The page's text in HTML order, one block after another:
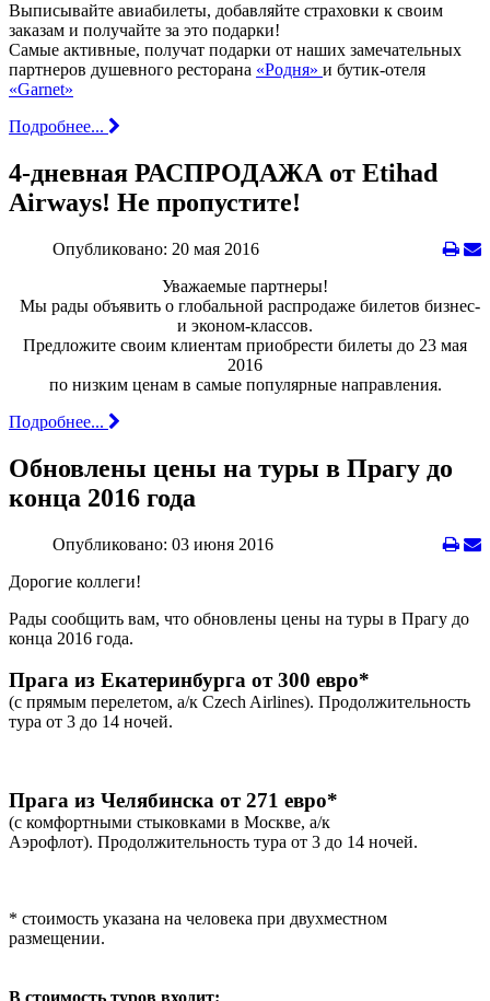
Выписывайте авиабилеты, добавляйте страховки к своим
заказам и получайте за это подарки!
Самые активные, получат подарки от наших замечательных
партнеров душевного ресторана «Родня» и бутик-отеля
«Garnet»
Подробнее...
4-дневная РАСПРОДАЖА от Etihad
Airways! Не пропустите!
Опубликовано: 20 мая 2016
Уважаемые партнеры!
Мы рады объявить о глобальной распродаже билетов бизнес-
и эконом-классов.
Предложите своим клиентам приобрести билеты до 23 мая
2016
по низким ценам в самые популярные направления.
Подробнее...
Обновлены цены на туры в Прагу до
конца 2016 года
Опубликовано: 03 июня 2016
Дорогие коллеги!
Рады сообщить вам, что обновлены цены на туры в Прагу до
конца 2016 года.
Прага из Екатеринбурга от 300 евро*
(с прямым перелетом, а/к Czech Airlines). Продолжительность
тура от 3 до 14 ночей.
Прага из Челябинска от 271 евро*
(с комфортными стыковками в Москве, а/к
Аэрофлот). Продолжительность тура от 3 до 14 ночей.
* стоимость указана на человека при двухместном
размещении.
В стоимость туров входит: